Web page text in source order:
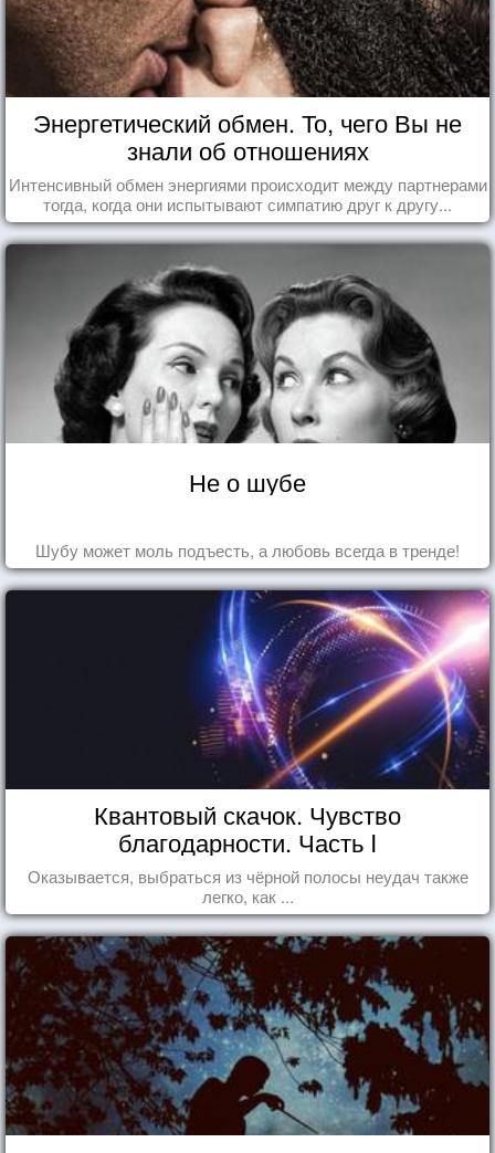
Энергетический обмен. То, чего Вы не
знали об отношениях
Интенсивный обмен энергиями происходит между партнерами
тогда, когда они испытывают симпатию друг к другу...
Не о шубе
Шубу может моль подъесть, а любовь всегда в тренде!
Квантовый скачок. Чувство
благодарности. Часть I
Оказывается, выбраться из чёрной полосы неудач также
легко, как ...